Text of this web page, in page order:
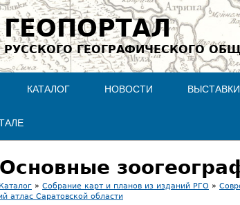
ГЕОПОРТАЛ
РУССКОГО ГЕОГРАФИЧЕСКОГО
КАТАЛОГ НОВОСТИ ВЫСТАВКИ
Каталог » Собрание карт и планов из изданий РГО »
атлас Саратовской области